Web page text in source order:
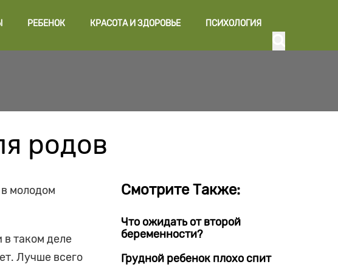
РЕБЕНОК КРАСОТА И ЗДОРОВЬЕ ПСИХОЛОГИЯ
родов
молодом
в таком деле
Лучше всего
Смотрите Также:
Что ожидать от второй
беременности?
Грудной ребенок плохо спит